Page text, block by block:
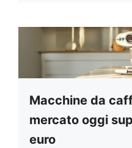
Macchine da
mercato oggi
euro